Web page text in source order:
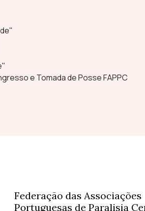
e Tomada de Posse FAPPC
Federação das Associações
Portuguesas de Paralisia